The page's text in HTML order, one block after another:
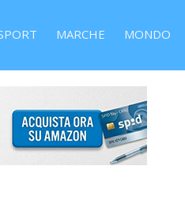
MARCHE MONDO